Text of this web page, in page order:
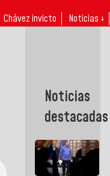
Chávez invicto Noticias ↓
Noticias
destacadas